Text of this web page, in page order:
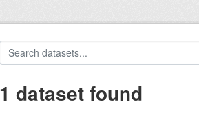
1 dataset found